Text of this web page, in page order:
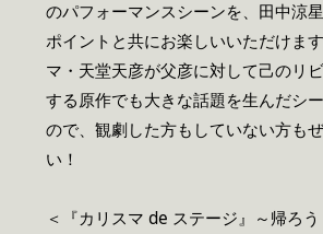
のパフォーマンスシーンを、田中涼
ポイントと共にお楽しいいただけま
マ・天堂天彦が父彦に対して己のリ
する原作でも大きな話題を生んだシ
ので、観劇した方もしていない方も
い！
＜『カリスマ de ステージ』～帰ろ